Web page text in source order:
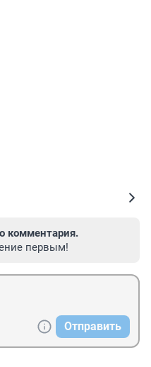
комментария.
первым!
Отправить